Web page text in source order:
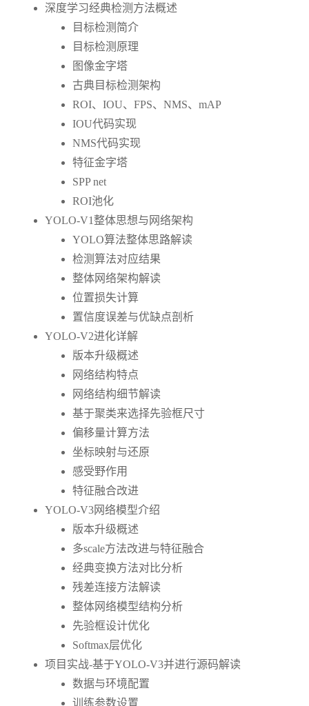
深度学习经典检测方法概述
目标检测简介
目标检测原理
图像金字塔
古典目标检测架构
ROI、IOU、FPS、NMS、mAP
IOU代码实现
NMS代码实现
特征金字塔
SPP net
ROI池化
YOLO-V1整体思想与网络架构
YOLO算法整体思路解读
检测算法对应结果
整体网络架构解读
位置损失计算
置信度误差与优缺点剖析
YOLO-V2进化详解
版本升级概述
网络结构特点
网络结构细节解读
基于聚类来选择先验框尺寸
偏移量计算方法
坐标映射与还原
感受野作用
特征融合改进
YOLO-V3网络模型介绍
版本升级概述
多scale方法改进与特征融合
经典变换方法对比分析
残差连接方法解读
整体网络模型结构分析
先验框设计优化
Softmax层优化
项目实战-基于YOLO-V3并进行源码解读
数据与环境配置
训练参数设置